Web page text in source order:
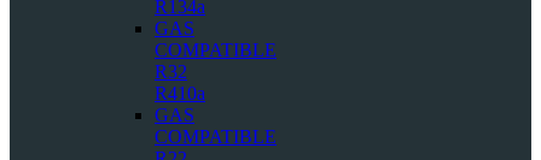
R134a
GAS
COMPATIBLE
R32
R410a
GAS
COMPATIBLE